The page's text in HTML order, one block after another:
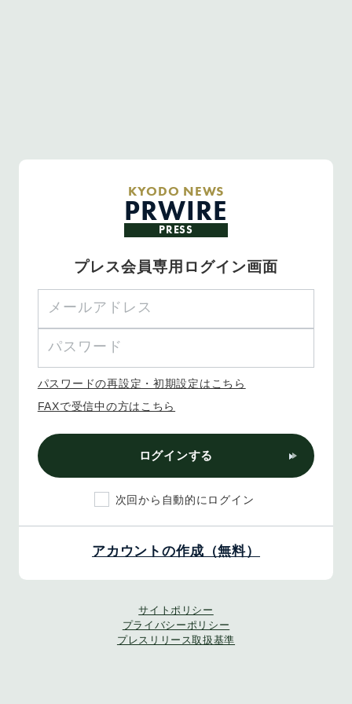
KYODO NEWS
PRWIRE
PRESS
プレス会員専用ログイン画面
パスワードの再設定・初期設定はこちら
FAXで受信中の方はこちら
ログインする
次回から自動的にログイン
アカウントの作成（無料）
サイトポリシー
プライバシーポリシー
プレスリリース取扱基準